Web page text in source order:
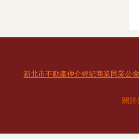
新北市不動產仲介經紀商業同業公會
關於